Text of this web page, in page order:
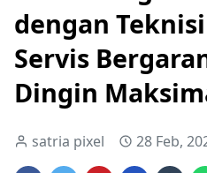
dengan
Servis
Dingin
satria pixel 28 Feb,